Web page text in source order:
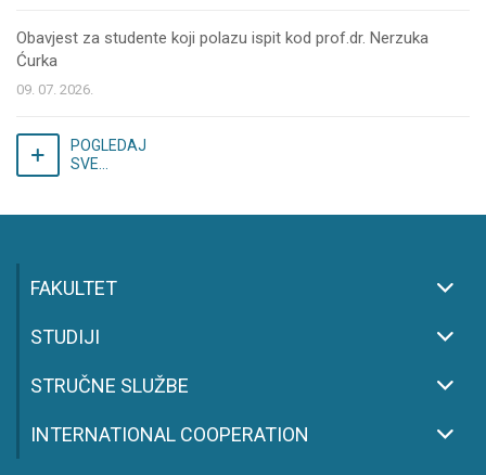
Obavjest za studente koji polazu ispit kod prof.dr. Nerzuka
Ćurka
09. 07. 2026.
POGLEDAJ
SVE...
FAKULTET
STUDIJI
STRUČNE SLUŽBE
INTERNATIONAL COOPERATION